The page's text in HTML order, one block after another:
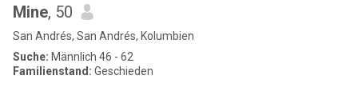
Mine, 50
San Andrés, San Andrés, Kolumbien
Suche: Männlich 46 - 62
Familienstand: Geschieden